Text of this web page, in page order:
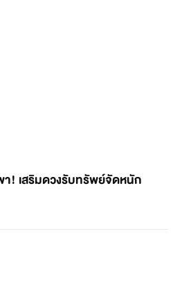
! เสริมดวงรับทรัพย์จัดหนัก